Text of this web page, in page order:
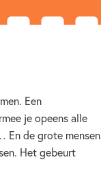
Een
je opeens alle
En de grote mensen
Het gebeurt